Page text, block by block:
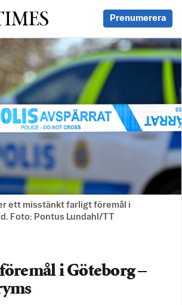
Times Prenumerera
ett misstänkt farligt föremål i
Foto: Pontus Lundahl/TT
i Göteborg –